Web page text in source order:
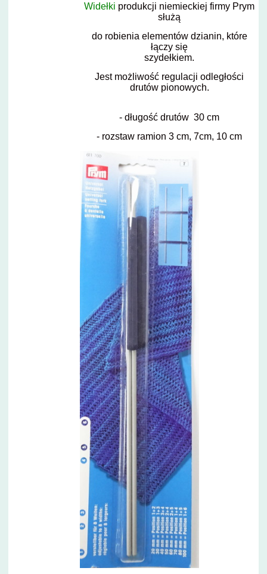
Widełki produkcji niemieckiej firmy Prym
służą
do robienia elementów dzianin, które
łączy się
szydełkiem.
Jest możliwość regulacji odległości
drutów pionowych.
- długość drutów 30 cm
- rozstaw ramion 3 cm, 7cm, 10 cm